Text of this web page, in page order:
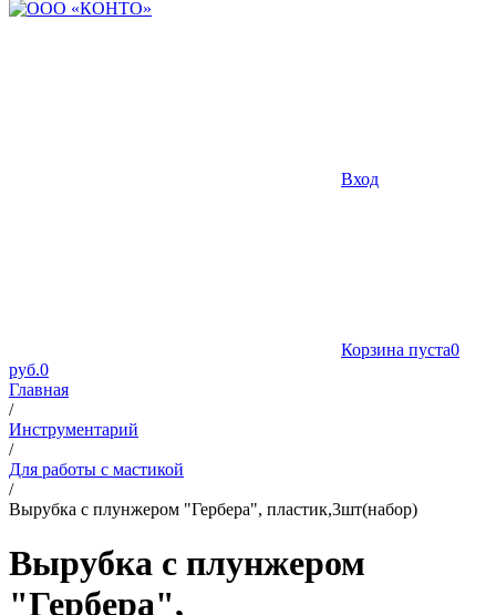
Вход
Корзина пуста0
руб.0
Главная
/
Инструментарий
/
Для работы с мастикой
/
Вырубка с плунжером "Гербера", пластик,3шт(набор)
Вырубка с плунжером
"Гербера",